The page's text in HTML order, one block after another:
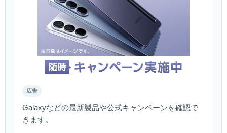
広告
Galaxyなどの最新製品や公式キャンペーンを確認で
きます。